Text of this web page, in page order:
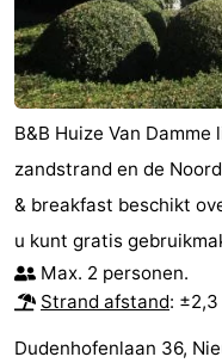
B&B Huize Van
zandstrand en de
& breakfast beschikt
u kunt gratis
Max. 2 personen.
Strand afstand: ±2,3
Dudenhofenlaan 36,